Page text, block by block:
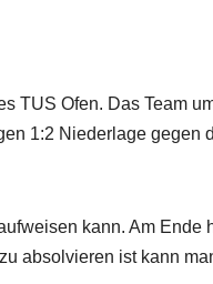
TUS Ofen. Das Team
1:2 Niederlage gegen
kann. Am Ende
absolvieren ist kann